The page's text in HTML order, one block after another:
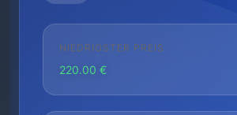
NIEDRIGSTER PREIS
220.00 €